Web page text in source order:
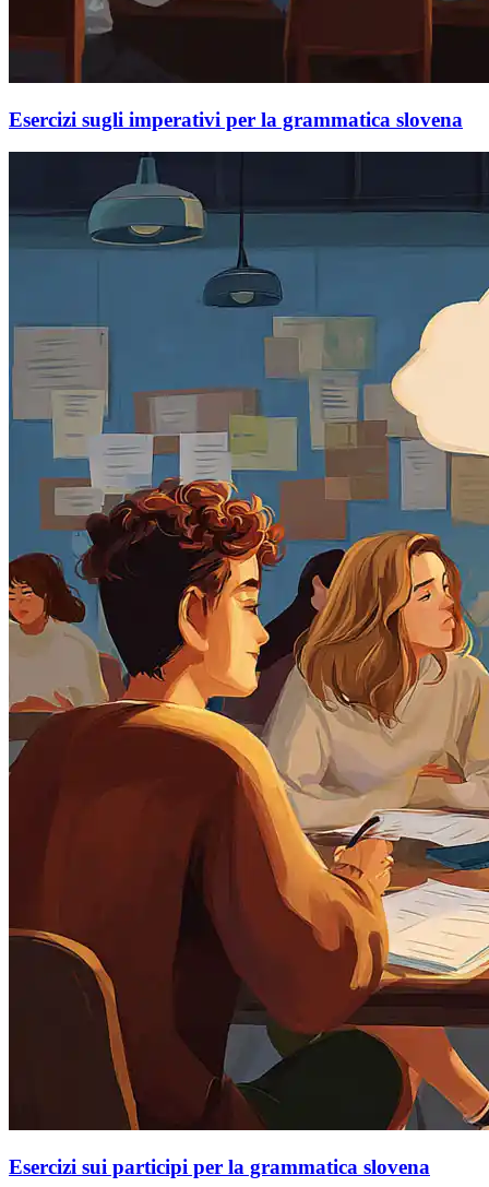
Esercizi sugli imperativi per la grammatica slovena
Esercizi sui participi per la grammatica slovena